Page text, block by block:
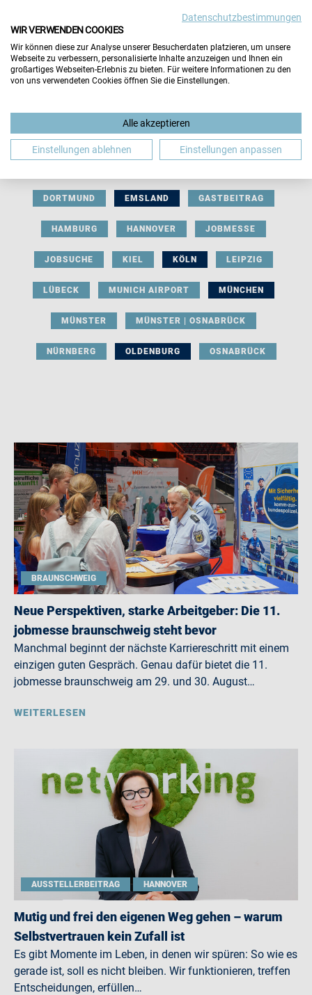
BERUFLICHE ORIENTIERUNG BEWERBUNG
DORTMUND EMSLAND GASTBEITRAG
HAMBURG HANNOVER JOBMESSE
JOBSUCHE KIEL KÖLN LEIPZIG
LÜBECK MUNICH AIRPORT MÜNCHEN
MÜNSTER MÜNSTER | OSNABRÜCK
NÜRNBERG OLDENBURG OSNABRÜCK
BRAUNSCHWEIG
Neue Perspektiven, starke Arbeitgeber: Die 11.
jobmesse braunschweig steht bevor
Manchmal beginnt der nächste Karriereschritt mit einem
einzigen guten Gespräch. Genau dafür bietet die 11.
jobmesse braunschweig am 29. und 30. August…
WEITERLESEN
AUSSTELLERBEITRAG HANNOVER
Mutig und frei den eigenen Weg gehen – warum
Selbstvertrauen kein Zufall ist
Es gibt Momente im Leben, in denen wir spüren: So wie es
gerade ist, soll es nicht bleiben. Wir funktionieren, treffen
Entscheidungen, erfüllen…
Datenschutzbestimmungen
WIR VERWENDEN COOKIES
Wir können diese zur Analyse unserer Besucherdaten platzieren, um unsere
Webseite zu verbessern, personalisierte Inhalte anzuzeigen und Ihnen ein
großartiges Webseiten-Erlebnis zu bieten. Für weitere Informationen zu den
von uns verwendeten Cookies öffnen Sie die Einstellungen.
Alle akzeptieren
Einstellungen ablehnen Einstellungen anpassen